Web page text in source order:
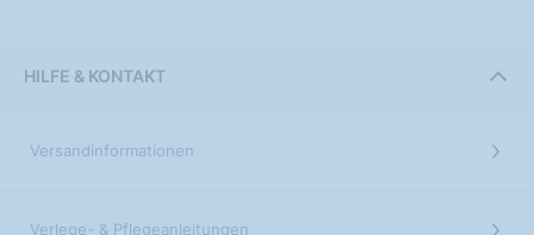
HILFE & KONTAKT
Versandinformationen
Verlege- & Pflegeanleitungen